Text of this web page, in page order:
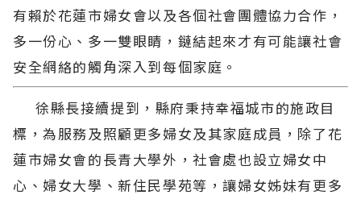
有賴於花蓮市婦女會以及各個社會團體協力合作，
多一份心、多一雙眼睛，鏈結起來才有可能讓社會
安全網絡的觸角深入到每個家庭。
徐縣長接續提到，縣府秉持幸福城市的施政目
標，為服務及照顧更多婦女及其家庭成員，除了花
蓮市婦女會的長青大學外，社會處也設立婦女中
心、婦女大學、新住民學苑等，讓婦女姊妹有更多